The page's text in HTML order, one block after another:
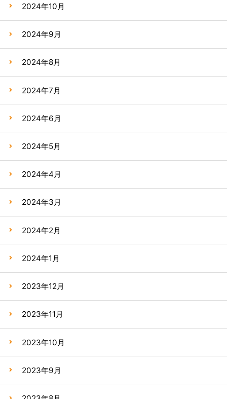
2024年10月
2024年9月
2024年8月
2024年7月
2024年6月
2024年5月
2024年4月
2024年3月
2024年2月
2024年1月
2023年12月
2023年11月
2023年10月
2023年9月